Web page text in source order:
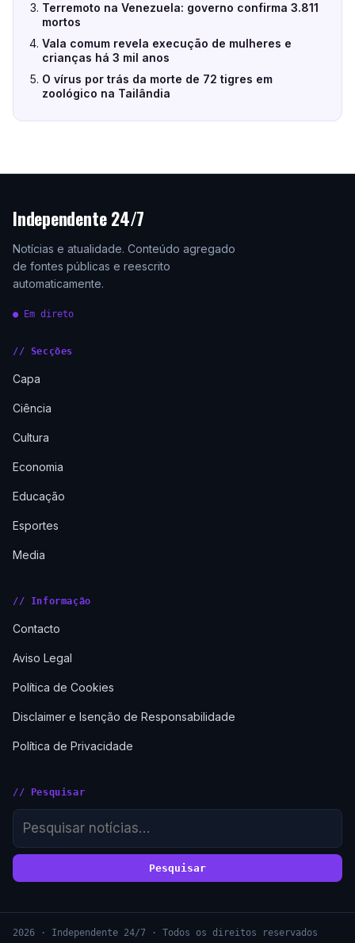
Terremoto na Venezuela: governo confirma 3.811
mortos
Vala comum revela execução de mulheres e
crianças há 3 mil anos
O vírus por trás da morte de 72 tigres em
zoológico na Tailândia
Independente 24/7
Notícias e atualidade. Conteúdo agregado
de fontes públicas e reescrito
automaticamente.
● Em direto
// Secções
Capa
Ciência
Cultura
Economia
Educação
Esportes
Media
// Informação
Contacto
Aviso Legal
Política de Cookies
Disclaimer e Isenção de Responsabilidade
Política de Privacidade
// Pesquisar
Pesquisar
2026 · Independente 24/7 · Todos os direitos reservados